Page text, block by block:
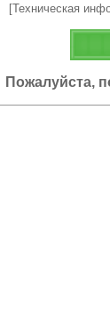
[Техническая
Пожалуйста,